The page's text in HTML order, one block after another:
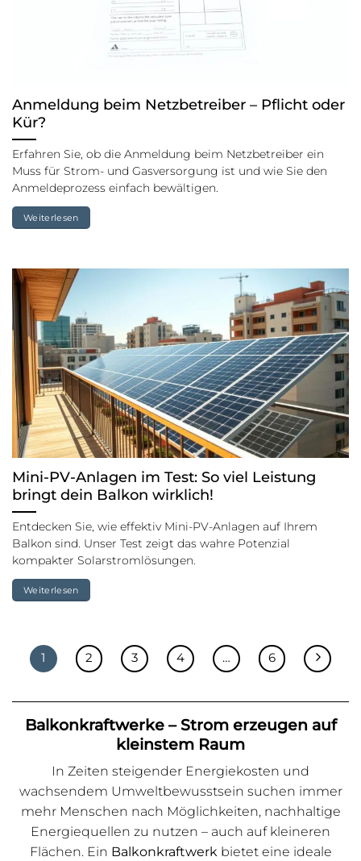
Anmeldung beim Netzbetreiber – Pflicht oder
Kür?
Erfahren Sie, ob die Anmeldung beim Netzbetreiber ein
Muss für Strom- und Gasversorgung ist und wie Sie den
Anmeldeprozess einfach bewältigen.
Weiterlesen
Mini-PV-Anlagen im Test: So viel Leistung
bringt dein Balkon wirklich!
Entdecken Sie, wie effektiv Mini-PV-Anlagen auf Ihrem
Balkon sind. Unser Test zeigt das wahre Potenzial
kompakter Solarstromlösungen.
Weiterlesen
1 2 3 4 … 6
Balkonkraftwerke – Strom erzeugen auf
kleinstem Raum
In Zeiten steigender Energiekosten und
wachsendem Umweltbewusstsein suchen immer
mehr Menschen nach Möglichkeiten, nachhaltige
Energiequellen zu nutzen – auch auf kleineren
Flächen. Ein Balkonkraftwerkbietet eine ideale